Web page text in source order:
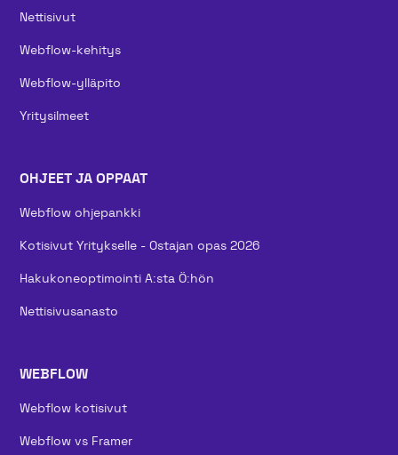
Nettisivut
Webflow-kehitys
Webflow-ylläpito
Yritysilmeet
OHJEET JA OPPAAT
Webflow ohjepankki
Kotisivut Yritykselle - Ostajan opas 2026
Hakukoneoptimointi A:sta Ö:hön
Nettisivusanasto
WEBFLOW
Webflow kotisivut
Webflow vs Framer